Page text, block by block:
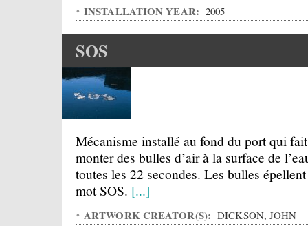
INSTALLATION YEAR: 2005
SOS
Mécanisme installé au fond du port qui fait
monter des bulles d’air à la surface de
toutes les 22 secondes. Les bulles
mot SOS. [...]
ARTWORK CREATOR(S): DICKSON, JOHN